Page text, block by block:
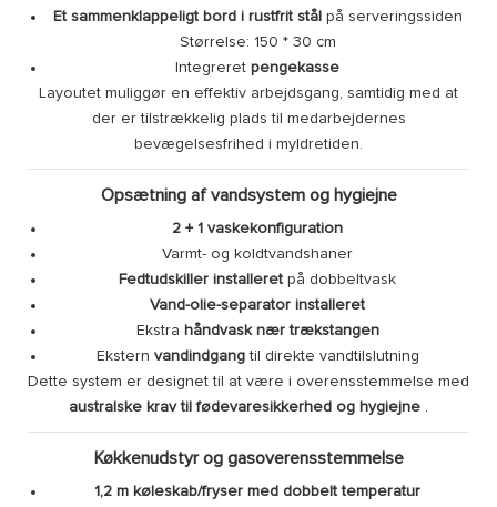
Et sammenklappeligt bord i rustfrit stålpå serveringssiden
Størrelse: 150 * 30 cm
Integreretpengekasse
Layoutet muliggør en effektiv arbejdsgang, samtidig med at
der er tilstrækkelig plads til medarbejdernes
bevægelsesfrihed i myldretiden.
Opsætning af vandsystem og hygiejne
2 + 1 vaskekonfiguration
Varmt- og koldtvandshaner
Fedtudskiller installeret på dobbeltvask
Vand-olie-separator installeret
Ekstra håndvask nær trækstangen
Ekstern vandindgangtil direkte vandtilslutning
Dette system er designet til at være i overensstemmelse med
australske krav til fødevaresikkerhed og hygiejne
Køkkenudstyr og gasoverensstemmelse
1,2 m køleskab/fryser med dobbelt temperatur